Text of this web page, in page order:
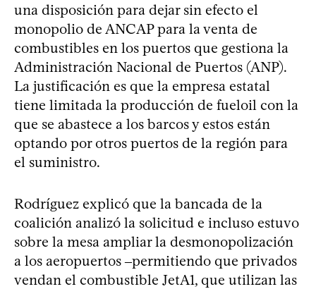
una disposición para dejar sin efecto el
monopolio de ANCAP para la venta de
combustibles en los puertos que gestiona la
Administración Nacional de Puertos (ANP).
La justificación es que la empresa estatal
tiene limitada la producción de fueloil con la
que se abastece a los barcos y estos están
optando por otros puertos de la región para
el suministro.
Rodríguez explicó que la bancada de la
coalición analizó la solicitud e incluso estuvo
sobre la mesa ampliar la desmonopolización
a los aeropuertos ‒permitiendo que privados
vendan el combustible JetA1, que utilizan las